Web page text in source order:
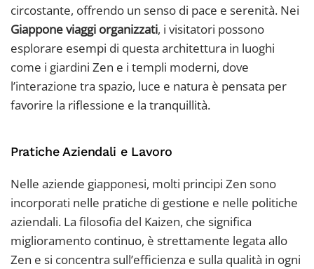
circostante, offrendo un senso di pace e serenità. Nei
Giappone viaggi organizzati, i visitatori possono
esplorare esempi di questa architettura in luoghi
come i giardini Zen e i templi moderni, dove
l’interazione tra spazio, luce e natura è pensata per
favorire la riflessione e la tranquillità.
Pratiche Aziendali e Lavoro
Nelle aziende giapponesi, molti principi Zen sono
incorporati nelle pratiche di gestione e nelle politiche
aziendali. La filosofia del Kaizen, che significa
miglioramento continuo, è strettamente legata allo
Zen e si concentra sull’efficienza e sulla qualità in ogni